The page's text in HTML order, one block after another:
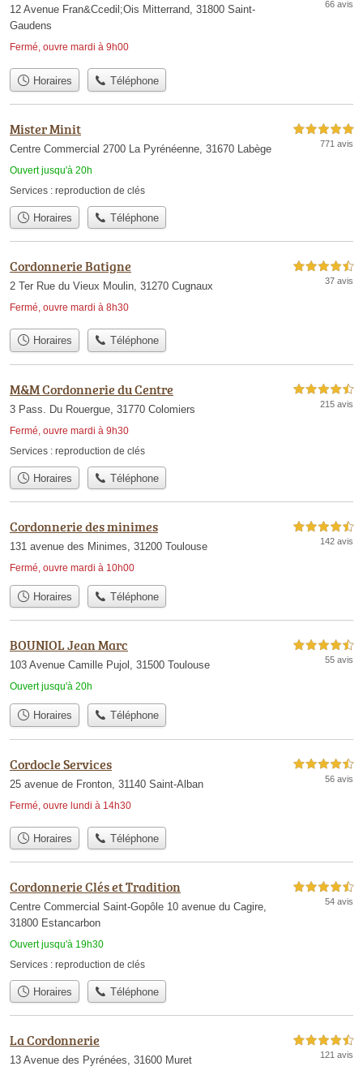
12 Avenue Fran&Ccedil;Ois Mitterrand, 31800 Saint-
Gaudens
Fermé, ouvre mardi à 9h00
66 avis
Horaires Téléphone
Mister Minit
Centre Commercial 2700 La Pyrénéenne, 31670 Labège
Ouvert jusqu'à 20h
5,0 étoiles sur 5
771 avis
Services : reproduction de clés
Horaires Téléphone
Cordonnerie Batigne
2 Ter Rue du Vieux Moulin, 31270 Cugnaux
Fermé, ouvre mardi à 8h30
4,5 étoiles sur 5
37 avis
Horaires Téléphone
M&M Cordonnerie du Centre
3 Pass. Du Rouergue, 31770 Colomiers
Fermé, ouvre mardi à 9h30
4,5 étoiles sur 5
215 avis
Services : reproduction de clés
Horaires Téléphone
Cordonnerie des minimes
131 avenue des Minimes, 31200 Toulouse
Fermé, ouvre mardi à 10h00
4,5 étoiles sur 5
142 avis
Horaires Téléphone
BOUNIOL Jean Marc
103 Avenue Camille Pujol, 31500 Toulouse
Ouvert jusqu'à 20h
4,5 étoiles sur 5
55 avis
Horaires Téléphone
Cordocle Services
25 avenue de Fronton, 31140 Saint-Alban
Fermé, ouvre lundi à 14h30
4,5 étoiles sur 5
56 avis
Horaires Téléphone
Cordonnerie Clés et Tradition
Centre Commercial Saint-Gopôle 10 avenue du Cagire,
31800 Estancarbon
Ouvert jusqu'à 19h30
4,5 étoiles sur 5
54 avis
Services : reproduction de clés
Horaires Téléphone
La Cordonnerie
13 Avenue des Pyrénées, 31600 Muret
4,5 étoiles sur 5
121 avis